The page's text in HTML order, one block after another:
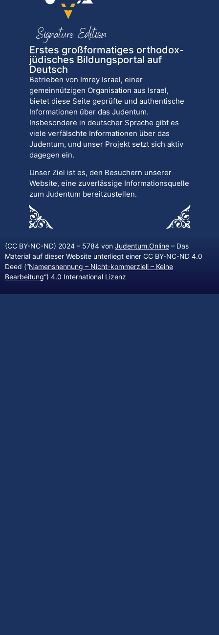
Erstes großformatiges orthodox-
jüdisches Bildungsportal auf
Deutsch
Betrieben von Imrey Israel, einer
gemeinnützigen Organisation aus Israel,
bietet diese Seite geprüfte und authentische
Informationen über das Judentum.
Insbesondere in deutscher Sprache gibt es
viele verfälschte Informationen über das
Judentum, und unser Projekt setzt sich aktiv
dagegen ein.
Unser Ziel ist es, den Besuchern unserer
Website, eine zuverlässige Informationsquelle
zum Judentum bereitzustellen.
(CC BY-NC-ND) 2024 – 5784 von Judentum.Online – Das
Material auf dieser Website unterliegt einer CC BY-NC-ND 4.0
Deed (“Namensnennung – Nicht-kommerziell – Keine
Bearbeitung“) 4.0 International Lizenz